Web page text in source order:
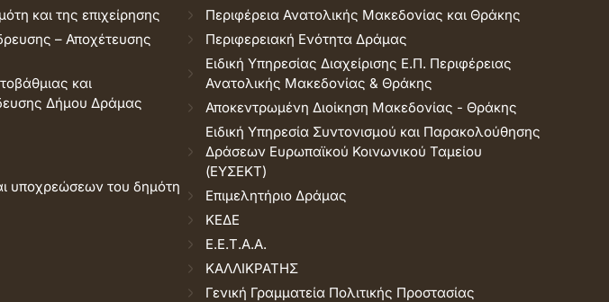
και της επιχείρησης
– Αποχέτευσης
και
Δήμου Δράμας
υποχρεώσεων του δημότη
Περιφέρεια Ανατολικής Μακεδονίας και Θράκης
Περιφερειακή Ενότητα Δράμας
Ειδική Υπηρεσίας Διαχείρισης Ε.Π. Περιφέρειας
Ανατολικής Μακεδονίας & Θράκης
Αποκεντρωμένη Διοίκηση Μακεδονίας - Θράκης
Ειδική Υπηρεσία Συντονισμού και Παρακολούθησης
Δράσεων Ευρωπαϊκού Κοινωνικού Ταμείου
(ΕΥΣΕΚΤ)
Επιμελητήριο Δράμας
ΚΕΔΕ
Ε.Ε.Τ.Α.Α.
ΚΑΛΛΙΚΡΑΤΗΣ
Γενική Γραμματεία Πολιτικής Προστασίας